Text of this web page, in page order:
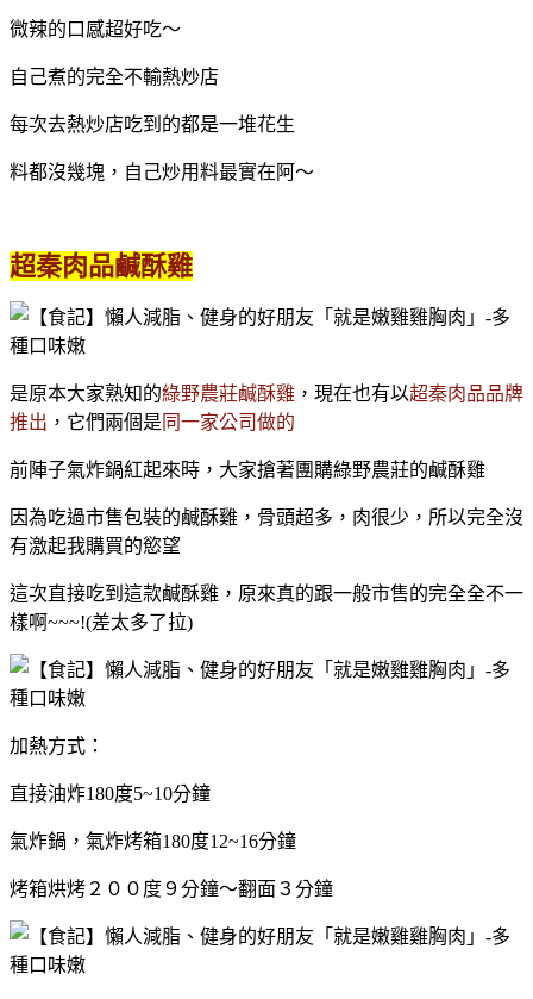
微辣的口感超好吃～
自己煮的完全不輸熱炒店
每次去熱炒店吃到的都是一堆花生
料都沒幾塊，自己炒用料最實在阿～
超秦肉品鹹酥雞
是原本大家熟知的綠野農莊鹹酥雞 ，現在也有以超秦肉品品牌
推出 ，它們兩個是 同一家公司做的
前陣子氣炸鍋紅起來時，大家搶著團購綠野農莊的鹹酥雞
因為吃過市售包裝的鹹酥雞，骨頭超多，肉很少，所以完全沒
有激起我購買的慾望
這次直接吃到這款鹹酥雞，原來真的跟一般市售的完全全不一
樣啊~~~!(差太多了拉)
加熱方式：
直接油炸180度5~10分鐘
氣炸鍋，氣炸烤箱180度12~16分鐘
烤箱烘烤２００度９分鐘～翻面３分鐘